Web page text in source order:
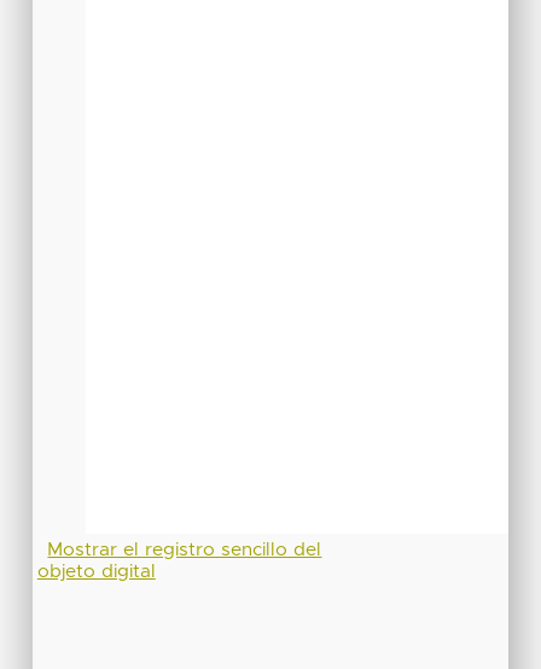
Mostrar el registro sencillo del
objeto digital